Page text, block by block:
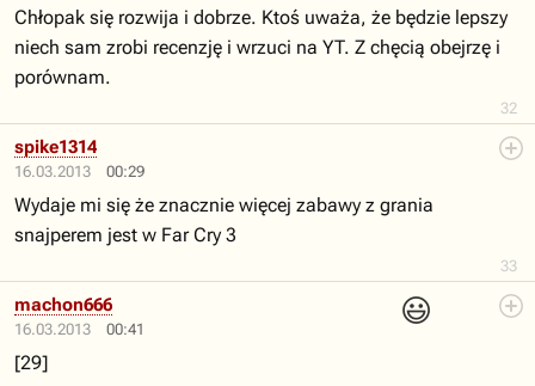
32
Chłopak się rozwija i dobrze. Ktoś uważa, że będzie lepszy
niech sam zrobi recenzję i wrzuci na YT. Z chęcią obejrzę i
porównam.
16.03.2013 00:29
33
spike1314
Wydaje mi się że znacznie więcej zabawy z grania
snajperem jest w Far Cry 3
16.03.2013 00:41
😃
machon666
[29]